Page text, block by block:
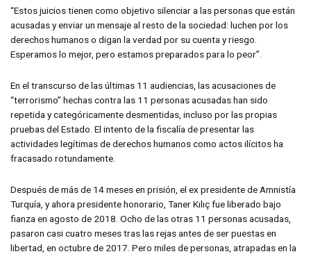
“Estos juicios tienen como objetivo silenciar a las personas que están
acusadas y enviar un mensaje al resto de la sociedad: luchen por los
derechos humanos o digan la verdad por su cuenta y riesgo.
Esperamos lo mejor, pero estamos preparados para lo peor”.
En el transcurso de las últimas 11 audiencias, las acusaciones de
“terrorismo” hechas contra las 11 personas acusadas han sido
repetida y categóricamente desmentidas, incluso por las propias
pruebas del Estado. El intento de la fiscalía de presentar las
actividades legítimas de derechos humanos como actos ilícitos ha
fracasado rotundamente.
Después de más de 14 meses en prisión, el ex presidente de Amnistía
Turquía, y ahora presidente honorario, Taner Kılıç fue liberado bajo
fianza en agosto de 2018. Ocho de las otras 11 personas acusadas,
pasaron casi cuatro meses tras las rejas antes de ser puestas en
libertad, en octubre de 2017. Pero miles de personas, atrapadas en la